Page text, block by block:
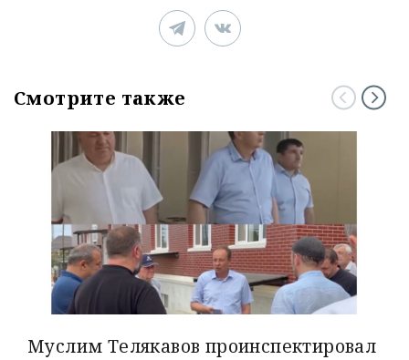
Смотрите также
Муслим Телякавов проинспектировал